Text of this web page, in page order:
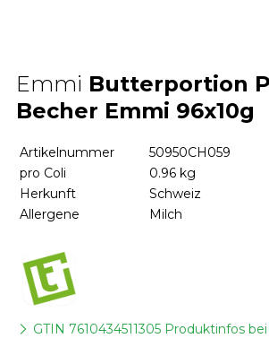
Emmi Butterportion
Becher Emmi 96x10g
Artikelnummer
50950CH059
pro Coli
0.96 kg
Herkunft
Schweiz
Allergene
Milch
GTIN 7610434511305 Produktinfos